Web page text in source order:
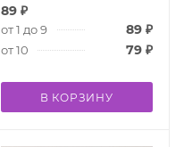
89₽
от 1 до 9 89 ₽
от 10 79 ₽
В КОРЗИНУ